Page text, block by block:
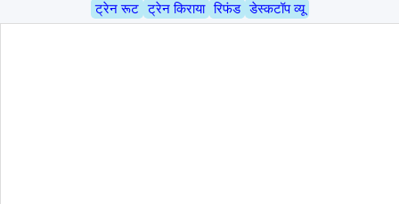
ट्रेन रूट ट्रेन किराया रिफंड डेस्कटॉप व्यू